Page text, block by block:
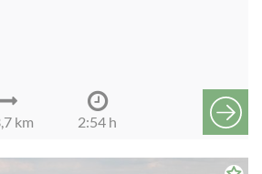
km 2:54 h